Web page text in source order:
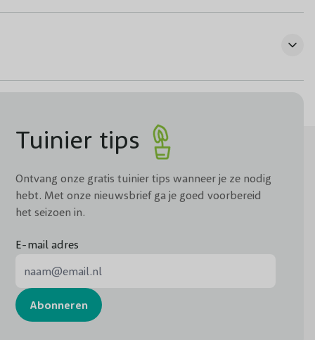
Tuinier tips
Ontvang onze gratis tuinier tips wanneer je ze nodig
hebt. Met onze nieuwsbrief ga je goed voorbereid
het seizoen in.
E-mail adres
Abonneren